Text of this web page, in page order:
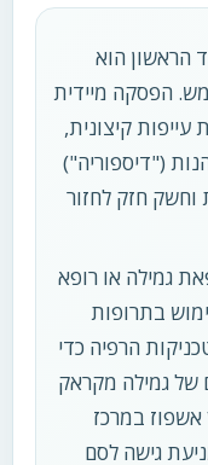
הראשון הוא
הפסקה מיידית
עייפות קיצונית,
("דיספוריה")
וחשק חזק לחזור
גמילה או רופא
בתרופות
הרפיה כדי
של גמילה מקראק
במרכז
גישה לסם